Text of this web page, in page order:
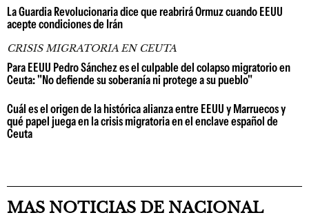
La Guardia Revolucionaria dice que reabrirá Ormuz cuando EEUU
acepte condiciones de Irán
CRISIS MIGRATORIA EN CEUTA
Para EEUU Pedro Sánchez es el culpable del colapso migratorio en
Ceuta: "No defiende su soberanía ni protege a su pueblo"
Cuál es el origen de la histórica alianza entre EEUU y Marruecos y
qué papel juega en la crisis migratoria en el enclave español de
Ceuta
MAS NOTICIAS DE NACIONAL